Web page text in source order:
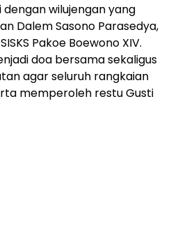
dengan wilujengan yang
Dalem Sasono Parasedya,
Pakoe Boewono XIV.
doa bersama sekaligus
agar seluruh rangkaian
memperoleh restu Gusti